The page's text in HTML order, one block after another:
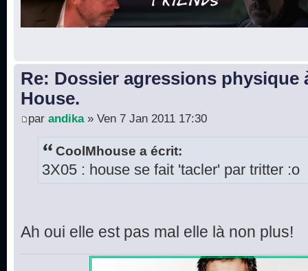
Re: Dossier agressions physique
House.
par andika» Ven 7 Jan 2011 17:30
CoolMhouse a écrit:
3X05 : house se fait 'tacler' par tritter :o
Ah oui elle est pas mal elle là non plus!